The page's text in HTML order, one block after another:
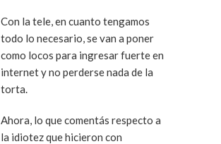
Con la tele, en cuanto tengamos
todo lo necesario, se van a poner
como locos para ingresar fuerte en
internet y no perderse nada de la
torta.
Ahora, lo que comentás respecto a
la idiotez que hicieron con